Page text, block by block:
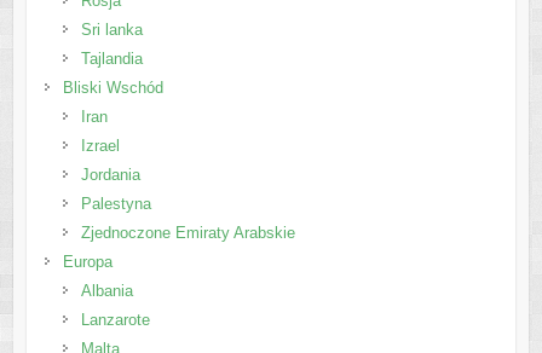
Sri lanka
Tajlandia
Bliski Wschód
Iran
Izrael
Jordania
Palestyna
Zjednoczone Emiraty Arabskie
Europa
Albania
Lanzarote
Malta